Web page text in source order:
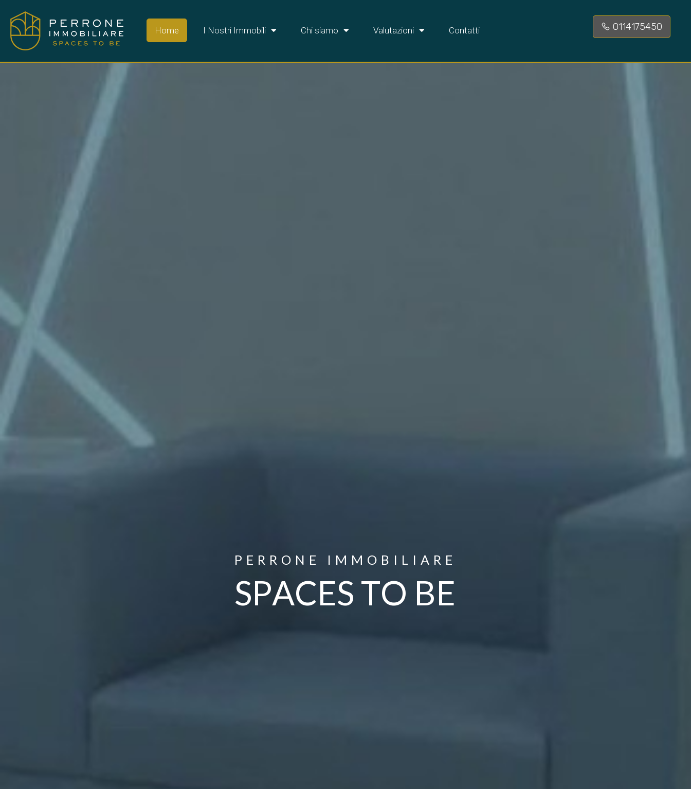
Home I Nostri Immobili Chi siamo Valutazioni Contatti 0114175450
P E R R O N E I M M O B I L I A R E
SPACES TO BE